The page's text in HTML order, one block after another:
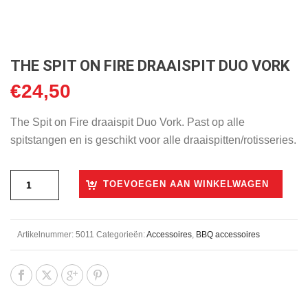
THE SPIT ON FIRE DRAAISPIT DUO VORK
€24,50
The Spit on Fire draaispit Duo Vork. Past op alle
spitstangen en is geschikt voor alle draaispitten/rotisseries.
TOEVOEGEN AAN WINKELWAGEN
Artikelnummer: 5011 Categorieën:Accessoires, BBQ accessoires